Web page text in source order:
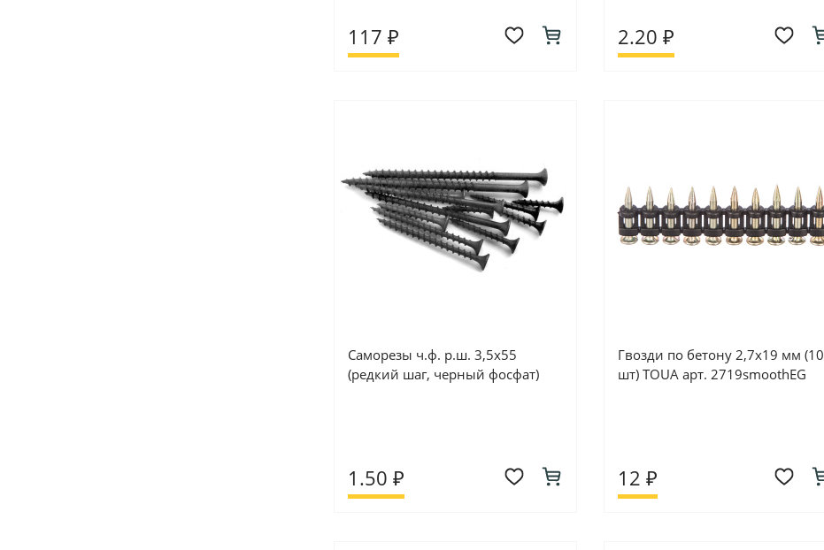
117 ₽ 2.20 ₽
Саморезы ч.ф. р.ш. 3,5х55
(редкий шаг, черный фосфат)
1.50 ₽
Гвозди по бетону 2,7х19 мм (10
шт) TOUA арт. 2719smoothEG
12 ₽